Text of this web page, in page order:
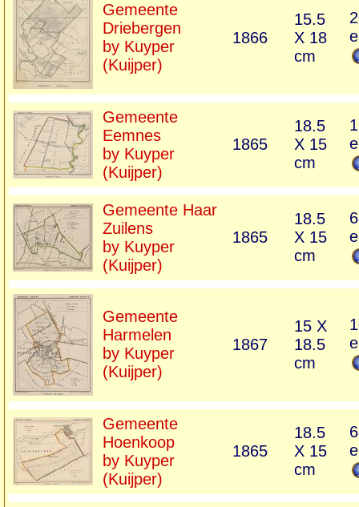
Gemeente
Driebergen
by Kuyper
(Kuijper)
1866
15.5
X 18
cm
Gemeente
Eemnes
by Kuyper
(Kuijper)
1865
18.5
X 15
cm
Gemeente Haar
Zuilens
by Kuyper
(Kuijper)
1865
18.5
X 15
cm
Gemeente
Harmelen
by Kuyper
(Kuijper)
1867
15 X
18.5
cm
Gemeente
Hoenkoop
by Kuyper
(Kuijper)
1865
18.5
X 15
cm